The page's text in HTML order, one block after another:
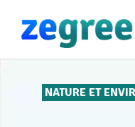
NATURE ET